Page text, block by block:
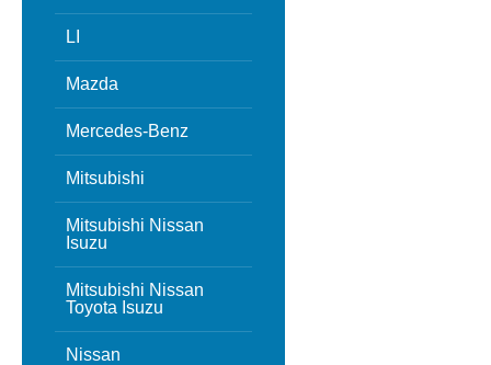
LI
Mazda
Mercedes-Benz
Mitsubishi
Mitsubishi Nissan
Isuzu
Mitsubishi Nissan
Toyota Isuzu
Nissan